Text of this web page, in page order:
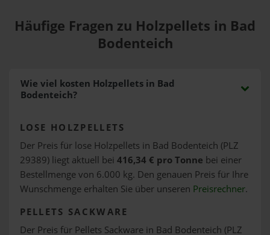
Häufige Fragen zu Holzpellets in Bad
Bodenteich
Wie viel kosten Holzpellets in Bad
Bodenteich?
LOSE HOLZPELLETS
Der Preis für lose Holzpellets in Bad Bodenteich (PLZ
29389) liegt aktuell bei 416,34 € pro Tonne bei einer
Bestellmenge von 6.000 kg. Den genauen Preis für Ihre
Wunschmenge erhalten Sie über unseren Preisrechner.
PELLETS SACKWARE
Der Preis für Pellets Sackware in Bad Bodenteich (PLZ